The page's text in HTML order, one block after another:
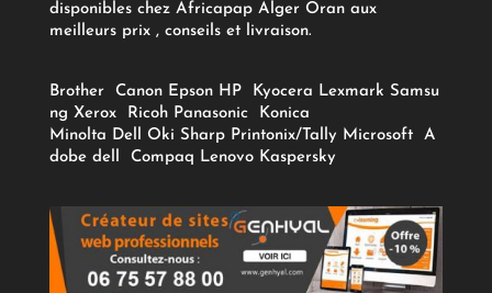
disponibles chez Africapap Alger Oran aux
meilleurs prix , conseils et livraison.
Brother Canon Epson HP Kyocera Lexmark Samsu
ng Xerox Ricoh Panasonic
Konica
Minolta Dell Oki Sharp Printonix/Tally Microsoft
A
dobe dell Compaq Lenovo Kaspersky